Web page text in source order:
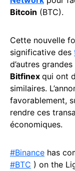
Bitcoin (BTC).
Cette nouvelle
significative des
d’autres
Bitfinex qui ont
similaires.
favorablement,
rendre ces
économiques.
#Binance has
#BTC ) on the